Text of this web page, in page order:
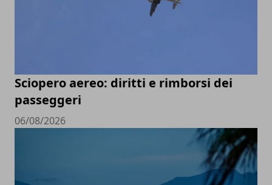
Sciopero aereo: diritti e rimborsi dei
passeggeri
06/08/2026